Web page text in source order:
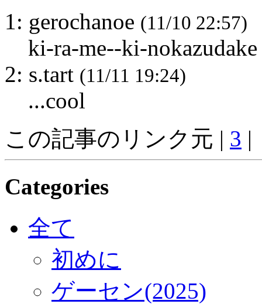
1: gerochanoe (11/10 22:57)
ki-ra-me--ki-nokazudake
2: s.tart (11/11 19:24)
...cool
この記事のリンク元 | 3 |
Categories
全て
初めに
ゲーセン(2025)